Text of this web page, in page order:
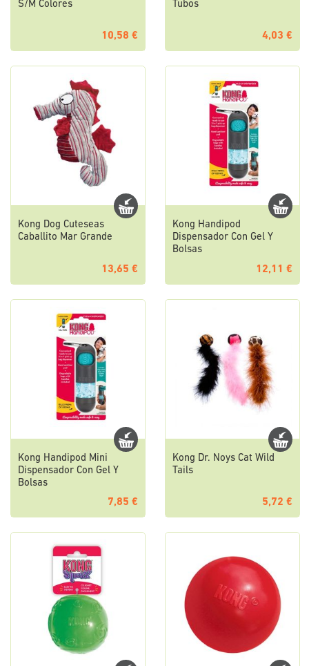
S/M Colores
10,58 €
Tubos
4,03 €
Kong Dog Cuteseas
Caballito Mar Grande
13,65 €
Kong Handipod
Dispensador Con Gel Y
Bolsas
12,11 €
Kong Handipod Mini
Dispensador Con Gel Y
Bolsas
7,85 €
Kong Dr. Noys Cat Wild
Tails
5,72 €